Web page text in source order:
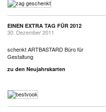
EINEN EXTRA TAG FÜR 2012
30. Dezember 2011
schenkt ARTBASTARD Büro für
Gestaltung
zu den Neujahrskarten